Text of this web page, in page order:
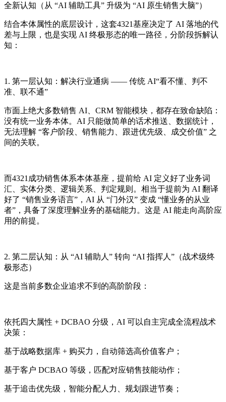
全新认知（从 “AI 辅助工具” 升级为 “AI 原生销售大脑”）
结合本体属性的底层设计，这套4321基座决定了 AI 落地的代
差与上限，也是实现 AI 终极形态的唯一路径，分阶段拆解认
知：
1. 第一层认知：解决行业通病 —— 传统 AI“看不懂、判不
准、联不通”
市面上绝大多数销售 AI、CRM 智能模块，都存在致命缺陷：
没有统一业务本体。AI 只能做简单的话术推送、数据统计，
无法理解 “客户阶段、销售能力、跟进优先级、成交价值” 之
间的关联。
而4321成功销售体系本体基座，提前给 AI 定义好了业务词
汇、实体分类、逻辑关系、判定规则。相当于提前为 AI 翻译
好了 “销售业务语言”，AI 从 “门外汉” 变成 “懂业务的从业
者”，具备了深度理解业务的基础能力。这是 AI 能走向高阶应
用的前提。
2. 第二层认知：从 “AI 辅助人” 转向 “AI 指挥人”（战术级终
极形态）
这是当前多数企业追求不到的高阶阶段：
依托四大属性 + DCBAO 分级，AI 可以自主完成全流程战术
决策：
基于战略数据库 + 购买力，自动筛选高价值客户；
基于客户 DCBAO 等级，匹配对应销售技能动作；
基于追击优先级，智能分配人力、规划跟进节奏；